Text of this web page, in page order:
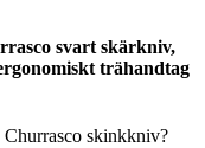
svart skärkniv,
trähandtag
Churrasco skinkkniv?